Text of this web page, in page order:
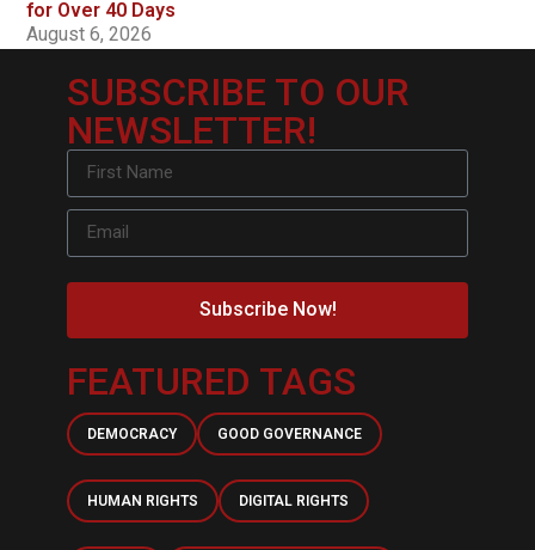
for Over 40 Days
August 6, 2026
SUBSCRIBE TO OUR
NEWSLETTER!
Subscribe Now!
FEATURED TAGS
DEMOCRACY GOOD GOVERNANCE
HUMAN RIGHTS DIGITAL RIGHTS